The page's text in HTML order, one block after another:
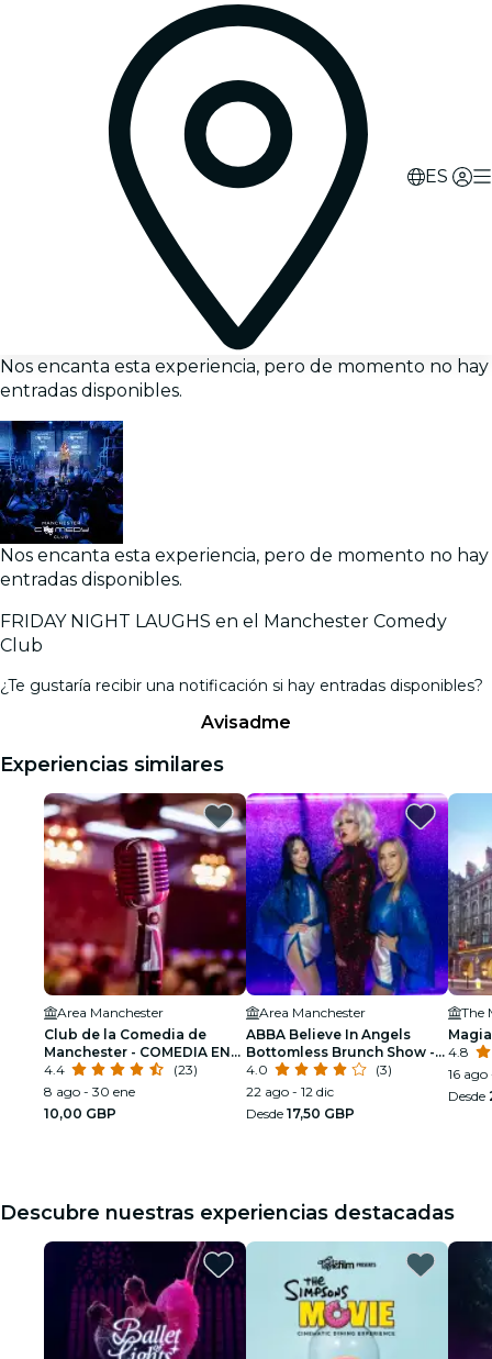
ES
Nos encanta esta experiencia, pero de momento no hay
entradas disponibles.
Nos encanta esta experiencia, pero de momento no hay
entradas disponibles.
FRIDAY NIGHT LAUGHS en el Manchester Comedy
Club
¿Te gustaría recibir una notificación si hay entradas disponibles?
Avisadme
Experiencias similares
Area Manchester
Club de la Comedia de
Manchester - COMEDIA EN
DIRECTO TODOS LOS
SÁBADOS
4.4
(23)
8 ago - 30 ene
10,00 GBP
Area Manchester
ABBA Believe In Angels
Bottomless Brunch Show -
Manchester
4.0
(3)
22 ago - 12 dic
Desde 17,50 GBP
The
4.8
16 ago
Desde
Descubre nuestras experiencias destacadas